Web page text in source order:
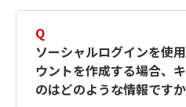
す。詳しい作成方法は
何ですか？Canon ID
ださい。
Q
ソーシャルログインを使
ウントを作成する場合、
のはどのような情報です